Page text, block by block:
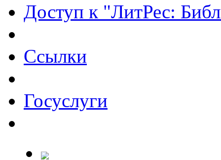
Доступ к "ЛитРес:
Ссылки
Госуслуги